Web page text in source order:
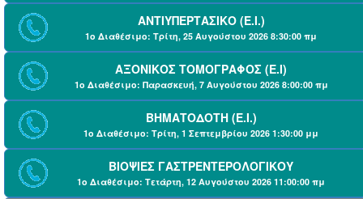
ΑΝΤΙΥΠΕΡΤΑΣΙΚΟ (Ε.Ι.)
1ο Διαθέσιμο: Τρίτη, 25 Αυγούστου 2026 8:30:00 πμ
ΑΞΟΝΙΚΟΣ ΤΟΜΟΓΡΑΦΟΣ (Ε.Ι)
1ο Διαθέσιμο: Παρασκευή, 7 Αυγούστου 2026 8:00:00 πμ
ΒΗΜΑΤΟΔΟΤΗ (Ε.Ι.)
1ο Διαθέσιμο: Τρίτη, 1 Σεπτεμβρίου 2026 1:30:00 μμ
ΒΙΟΨΙΕΣ ΓΑΣΤΡΕΝΤΕΡΟΛΟΓΙΚΟΥ
1ο Διαθέσιμο: Τετάρτη, 12 Αυγούστου 2026 11:00:00 πμ